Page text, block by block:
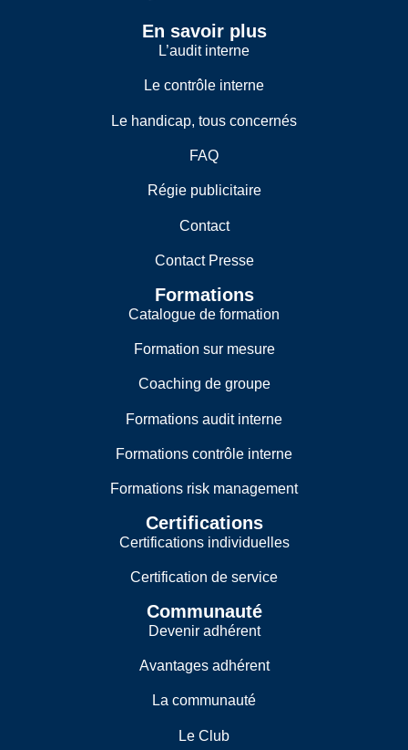
En savoir plus
L’audit interne
Le contrôle interne
Le handicap, tous concernés
FAQ
Régie publicitaire
Contact
Contact Presse
Formations
Catalogue de formation
Formation sur mesure
Coaching de groupe
Formations audit interne
Formations contrôle interne
Formations risk management
Certifications
Certifications individuelles
Certification de service
Communauté
Devenir adhérent
Avantages adhérent
La communauté
Le Club